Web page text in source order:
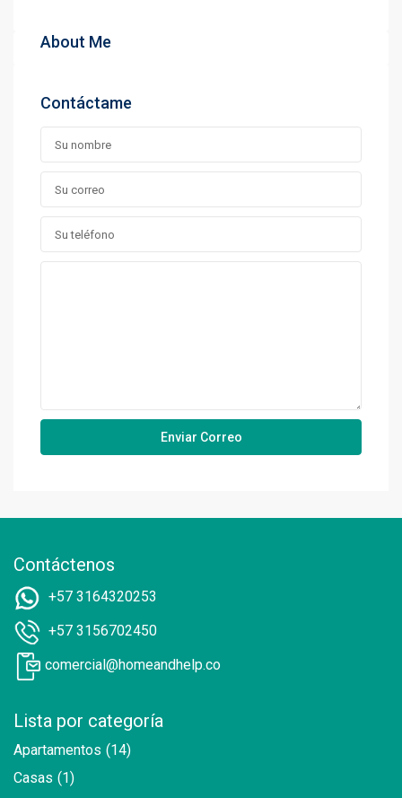
About Me
Contáctame
Contáctenos
+57 3164320253
+57 3156702450
comercial@homeandhelp.co
Lista por categoría
Apartamentos (14)
Casas (1)